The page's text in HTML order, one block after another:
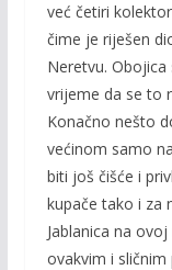
već četiri
čime je riješen
Neretvu.
vrijeme da se to
Konačno nešto
većinom samo
biti još čišće i
kupače tako i za
Jablanica na
ovakvim i